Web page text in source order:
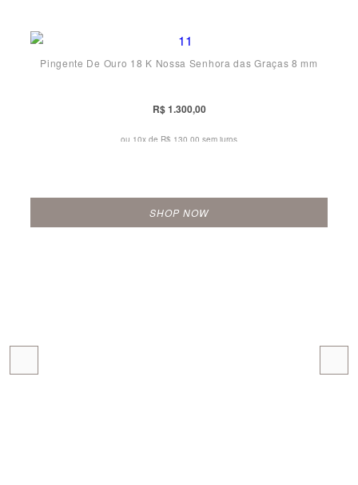
Pingente De Ouro 18 K Nossa Senhora das Graças 8 mm
R$ 1.300,00
ou 10x de R$ 130,00 sem juros
SHOP NOW